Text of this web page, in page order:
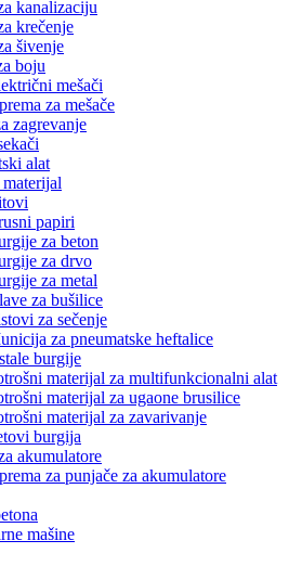
kanalizaciju
krečenje
šivenje
boju
mešači
za mešače
zagrevanje
alat
papiri
za beton
za drvo
za metal
za bušilice
za sečenje
za pneumatske heftalice
burgije
materijal za multifunkcionalni alat
materijal za ugaone brusilice
materijal za zavarivanje
burgija
akumulatore
za punjače za akumulatore
mašine